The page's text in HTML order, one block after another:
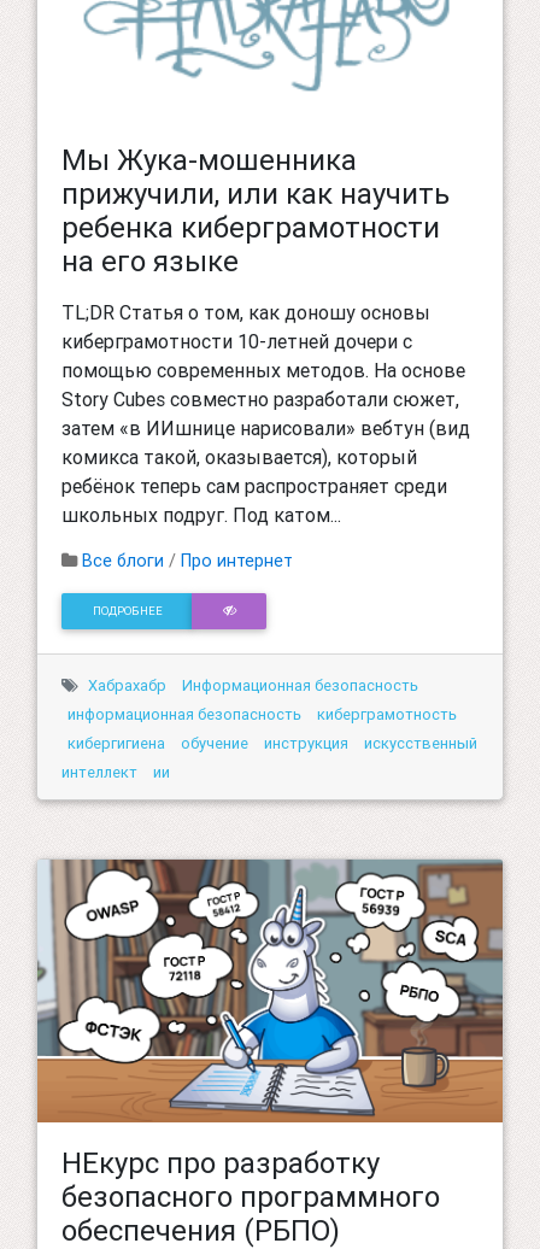
Мы Жука-мошенника
прижучили, или как научить
ребенка киберграмотности
на его языке
TL;DR Статья о том, как доношу основы
киберграмотности 10-летней дочери с
помощью современных методов. На основе
Story Cubes совместно разработали сюжет,
затем «в ИИшнице нарисовали» вебтун (вид
комикса такой, оказывается), который
ребёнок теперь сам распространяет среди
школьных подруг. Под катом...
Все блоги / Про интернет
ПОДРОБНЕЕ
Хабрахабр
Информационная безопасность
информационная безопасность
киберграмотность
кибергигиена
обучение инструкция
искусственный
интеллект
ии
НЕкурс про разработку
безопасного программного
обеспечения (РБПО)